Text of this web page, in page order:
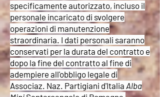
specificamente autorizzato, incluso il
personale incaricato di svolgere
operazioni di manutenzione
straordinaria. I dati personali saranno
conservati per la durata del contratto e
dopo la fine del contratto al fine di
adempiere all'obbligo legale di
Associaz. Naz. Partigiani d'Italia Alba